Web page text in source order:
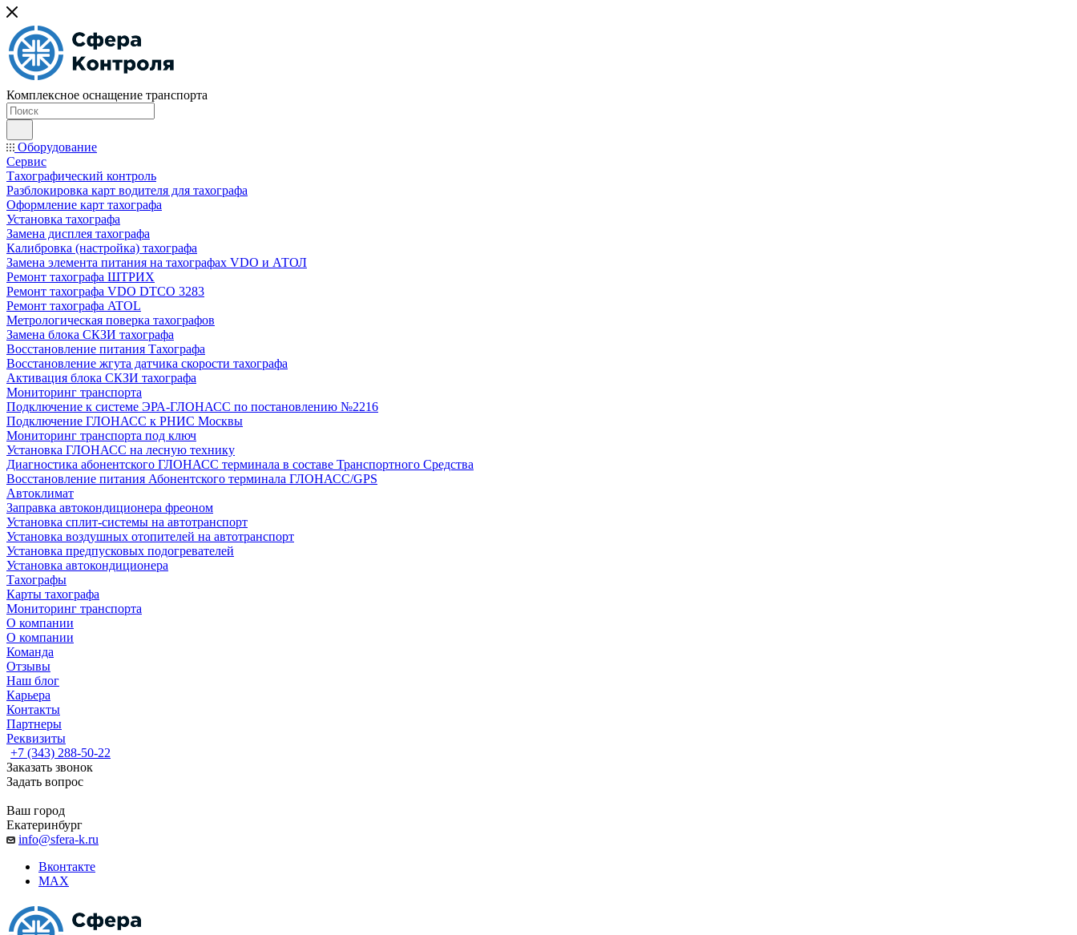
Комплексное оснащение транспорта
Оборудование
Сервис
Тахографический контроль
Разблокировка карт водителя для тахографа
Оформление карт тахографа
Установка тахографа
Замена дисплея тахографа
Калибровка (настройка) тахографа
Замена элемента питания на тахографах VDO и АТОЛ
Ремонт тахографа ШТРИХ
Ремонт тахографа VDO DTCO 3283
Ремонт тахографа ATOL
Метрологическая поверка тахографов
Замена блока СКЗИ тахографа
Восстановление питания Тахографа
Восстановление жгута датчика скорости тахографа
Активация блока СКЗИ тахографа
Мониторинг транспорта
Подключение к системе ЭРА-ГЛОНАСС по постановлению №2216
Подключение ГЛОНАСС к РНИС Москвы
Мониторинг транспорта под ключ
Установка ГЛОНАСС на лесную технику
Диагностика абонентского ГЛОНАСС терминала в составе Транспортного Средства
Восстановление питания Абонентского терминала ГЛОНАСС/GPS
Автоклимат
Заправка автокондиционера фреоном
Установка сплит-системы на автотранспорт
Установка воздушных отопителей на автотранспорт
Установка предпусковых подогревателей
Установка автокондиционера
Тахографы
Карты тахографа
Мониторинг транспорта
О компании
О компании
Команда
Отзывы
Наш блог
Карьера
Контакты
Партнеры
Реквизиты
+7 (343) 288-50-22
Заказать звонок
Задать вопрос
Ваш город
Екатеринбург
info@sfera-k.ru
Вконтакте
MAX